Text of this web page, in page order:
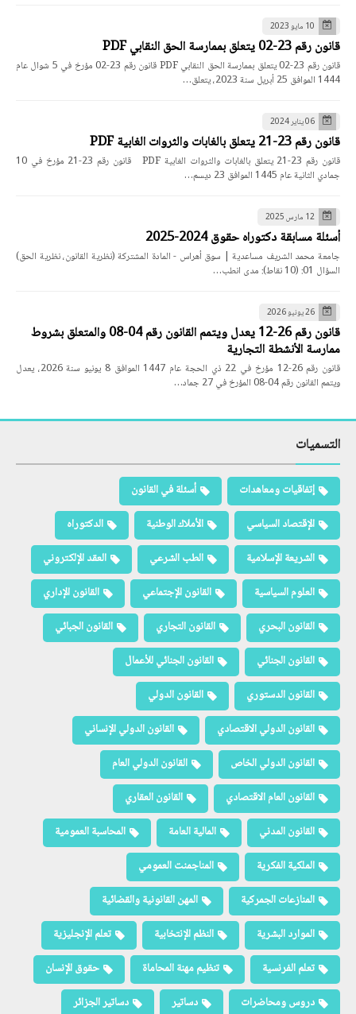
10 مايو 2023
قانون رقم 23-02 يتعلق بممارسة الحق النقابي PDF
قانون رقم 23-02 يتعلق بممارسة الحق النقابي PDF قانون رقم 23-02 مؤرخ في 5 شوال عام
1444 الموافق 25 أبريل سنة 2023، يتعلق…
06 يناير 2024
قانون رقم 23-21 يتعلق بالغابات والثروات الغابية PDF
قانون رقم 23-21 يتعلق بالغابات والثروات الغابية PDF قانون رقم 23-21 مؤرخ في 10
جمادي الثانية عام 1445 الموافق 23 ديسم…
12 مارس 2025
أسئلة مسابقة دكتوراه حقوق 2024-2025
جامعة محمد الشريف مساعدية | سوق أهراس - المادة المشتركة (نظرية القانون، نظرية الحق)
السؤال 01: (10 نقاط): مدى انطب…
26 يونيو 2026
قانون رقم 26-12 يعدل ويتمم القانون رقم 04-08 والمتعلق بشروط
ممارسة الأنشطة التجارية
قانون رقم 26-12 مؤرخ في 22 ذي الحجة عام 1447 الموافق 8 يونيو سنة 2026، يعدل
ويتمم القانون رقم 04-08 المؤرخ في 27 جماد…
التسميات
إتفاقيات ومعاهدات
أسئلة في القانون
الإقتصاد السياسي
الأملاك الوطنية
الدكتوراه
الشريعة الإسلامية
الطب الشرعي
العقد الإلكتروني
العلوم السياسية
القانون الإجتماعي
القانون الإداري
القانون البحري
القانون التجاري
القانون الجبائي
القانون الجنائي
القانون الجنائي للأعمال
القانون الدستوري
القانون الدولي
القانون الدولي الاقتصادي
القانون الدولي الإنساني
القانون الدولي الخاص
القانون الدولي العام
القانون العام الاقتصادي
القانون العقاري
القانون المدني
المالية العامة
المحاسبة العمومية
الملكية الفكرية
المناجمنت العمومي
المنازعات الجمركية
المهن القانونية والقضائية
الموارد البشرية
النظم الإنتخابية
تعلم الإنجليزية
تعلم الفرنسية
تنظيم مهنة المحاماة
حقوق الإنسان
دروس ومحاضرات
دساتير دساتير الجزائر